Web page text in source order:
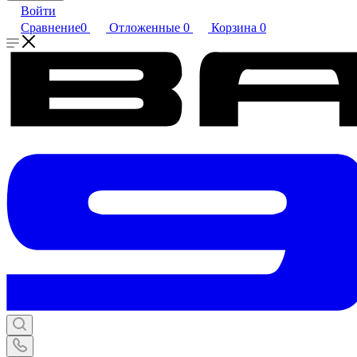
Войти
Сравнение0 Отложенные 0 Корзина 0